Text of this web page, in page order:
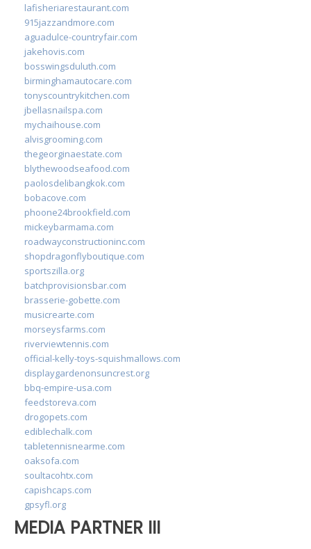
lafisheriarestaurant.com
915jazzandmore.com
aguadulce-countryfair.com
jakehovis.com
bosswingsduluth.com
birminghamautocare.com
tonyscountrykitchen.com
jbellasnailspa.com
mychaihouse.com
alvisgrooming.com
thegeorginaestate.com
blythewoodseafood.com
paolosdelibangkok.com
bobacove.com
phoone24brookfield.com
mickeybarmama.com
roadwayconstructioninc.com
shopdragonflyboutique.com
sportszilla.org
batchprovisionsbar.com
brasserie-gobette.com
musicrearte.com
morseysfarms.com
riverviewtennis.com
official-kelly-toys-squishmallows.com
displaygardenonsuncrest.org
bbq-empire-usa.com
feedstoreva.com
drogopets.com
ediblechalk.com
tabletennisnearme.com
oaksofa.com
soultacohtx.com
capishcaps.com
gpsyfl.org
MEDIA PARTNER III